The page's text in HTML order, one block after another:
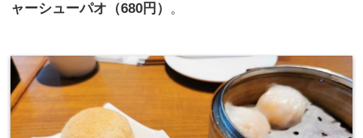
ャーシューパオ（680円） 。